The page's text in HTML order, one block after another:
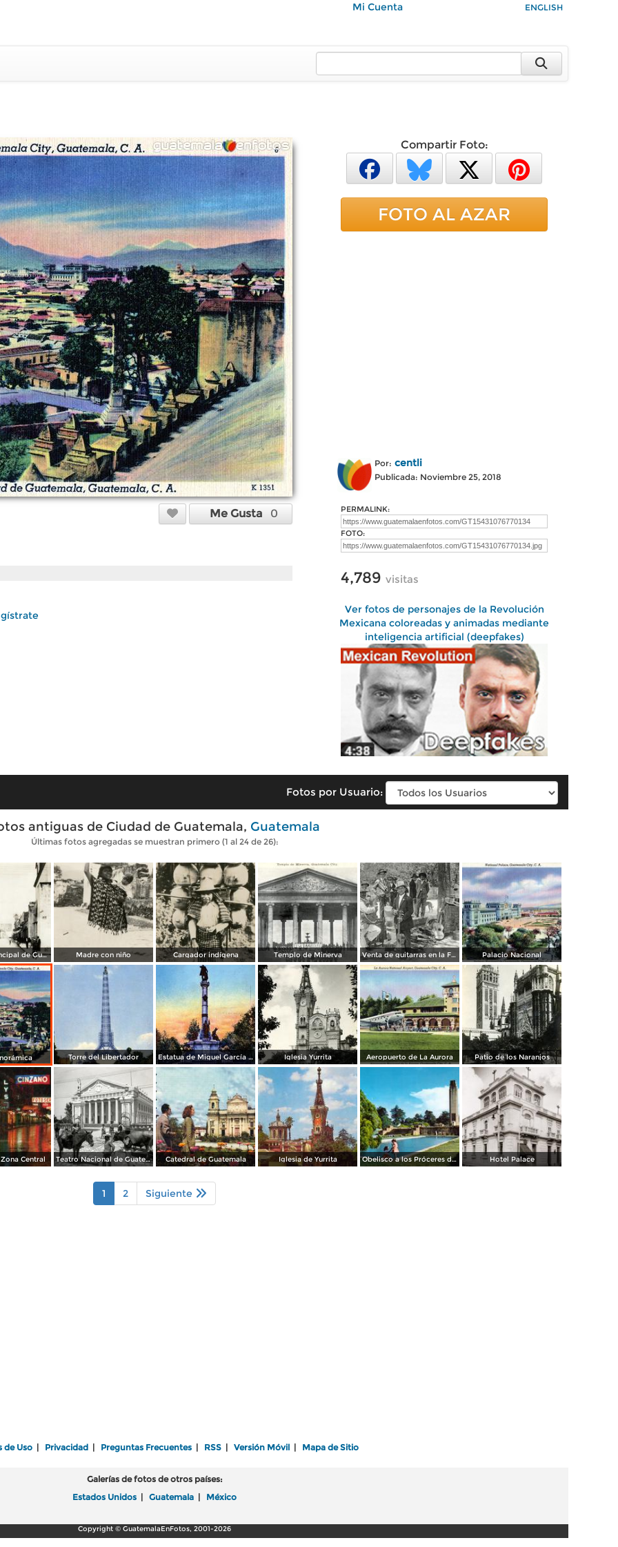
Mi Cuenta ENGLISH
Me Gusta 0
Compartir Foto:
FOTO AL AZAR
Por: centli
Publicada: Noviembre 25, 2018
PERMALINK:
FOTO:
4,789 visitas
Ver fotos de personajes de la Revolución
Mexicana coloreadas y animadas mediante
inteligencia artificial (deepfakes)
Fotos por Usuario:
antiguas de Ciudad de Guatemala, Guatemala
Últimas fotos agregadas se muestran primero (1 al 24 de 26):
Una calle principal de Guatemala Madre con niño Cargador indígena Templo de Minerva Venta de guitarras en la Feria de Agosto Palacio Nacional
Torre del Libertador Estatua de Miguel García Granados Iglesia Yurrita Aeropuerto de La Aurora Patio de los Naranjos
Central Teatro Nacional de Guatemala Catedral de Guatemala Iglesia de Yurrita Obelisco a los Próceres de la Independencia Hotel Palace
1 2 Siguiente
de Uso Privacidad Preguntas Frecuentes RSS Versión Móvil Mapa de Sitio
Galerías de fotos de otros países:
Estados Unidos
Guatemala México
Copyright © GuatemalaEnFotos, 2001-2026